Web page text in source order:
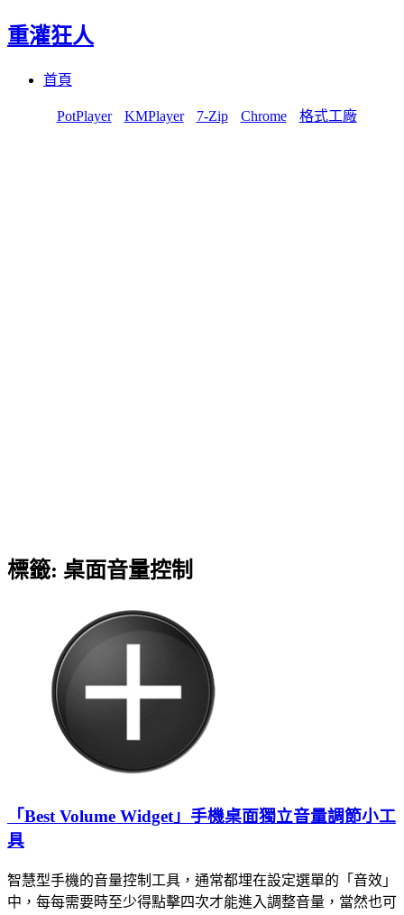
重灌狂人
首頁
PotPlayer KMPlayer 7-Zip Chrome 格式工廠
標籤: 桌面音量控制
「Best Volume Widget」手機桌面獨立音量調節小工
具
智慧型手機的音量控制工具，通常都埋在設定選單的「音效」
中，每每需要時至少得點擊四次才能進入調整音量，當然也可